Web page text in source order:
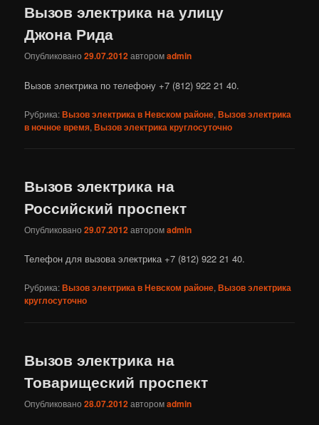
Вызов электрика на улицу
Джона Рида
Опубликовано29.07.2012авторомadmin
Вызов электрика по телефону +7 (812) 922 21 40.
Рубрика:Вызов электрика в Невском районе,Вызов электрика
в ночное время,Вызов электрика круглосуточно
Вызов электрика на
Российский проспект
Опубликовано29.07.2012авторомadmin
Телефон для вызова электрика +7 (812) 922 21 40.
Рубрика:Вызов электрика в Невском районе,Вызов электрика
круглосуточно
Вызов электрика на
Товарищеский проспект
Опубликовано28.07.2012авторомadmin